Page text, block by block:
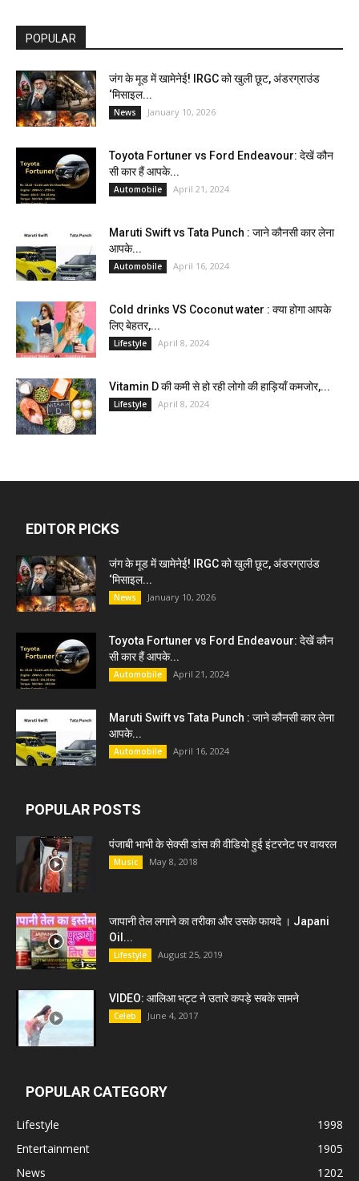
POPULAR
जंग के मूड में खामेनेई! IRGC को खुली छूट, अंडरग्राउंड
‘मिसाइल...
News January 10, 2026
Toyota Fortuner vs Ford Endeavour: देखें कौन
सी कार हैं आपके...
Automobile April 21, 2024
Maruti Swift vs Tata Punch : जाने कौनसी कार लेना
आपके...
Automobile April 16, 2024
Cold drinks VS Coconut water : क्या होगा आपके
लिए बेहतर,...
Lifestyle April 8, 2024
Vitamin D की कमी से हो रही लोगो की हाड़ियाँ कमजोर,...
Lifestyle April 8, 2024
EDITOR PICKS
जंग के मूड में खामेनेई! IRGC को खुली छूट, अंडरग्राउंड
‘मिसाइल...
News January 10, 2026
Toyota Fortuner vs Ford Endeavour: देखें कौन
सी कार हैं आपके...
Automobile April 21, 2024
Maruti Swift vs Tata Punch : जाने कौनसी कार लेना
आपके...
Automobile April 16, 2024
POPULAR POSTS
पंजाबी भाभी के सेक्सी डांस की वीडियो हुई इंटरनेट पर वायरल
Music May 8, 2018
जापानी तेल लगाने का तरीका और उसके फायदे । Japani
Oil...
Lifestyle August 25, 2019
VIDEO: आलिआ भट्ट ने उतारे कपड़े सबके सामने
Celeb June 4, 2017
POPULAR CATEGORY
Lifestyle
1998
Entertainment
1905
News
1202